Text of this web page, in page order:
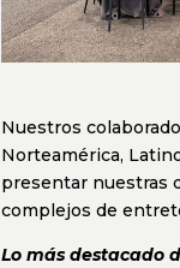
Nuestros
Norteamérica,
presentar nuestras
complejos de
Lo más destacado